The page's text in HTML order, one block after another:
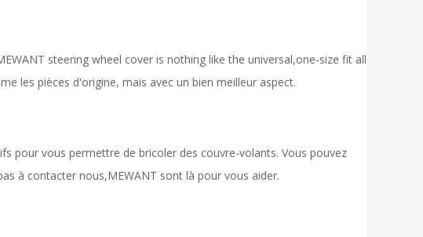
steering wheel cover is nothing like the universal,one-size fit all
les pièces d'origine, mais avec un bien meilleur aspect.
pour vous permettre de bricoler des couvre-volants. Vous pouvez
à contacter nous,MEWANT sont là pour vous aider.